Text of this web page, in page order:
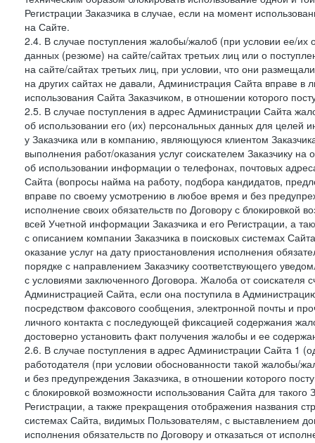
Регистрации Заказчика в случае, если на момент
на Сайте.
2.4. В случае поступления жалобы/жалоб (при условии ее/их
данных (резюме) на сайте/сайтах третьих лиц или о
на сайте/сайтах третьих лиц, при условии, что они
на других сайтах не давали, Администрация Сайта вправе в
использования Сайта Заказчиком, в отношении которого
2.5. В случае поступления в адрес Администрации Сайта
об использовании его (их) персональных данных для целей
у Заказчика или в компанию, являющуюся клиентом
выполнения работ/оказания услуг соискателем Заказчику
об использовании информации о телефонах, почтовых
Сайта (вопросы найма на работу, подбора кандидатов,
вправе по своему усмотрению в любое время и без
исполнение своих обязательств по Договору с блокировкой
всей Учетной информации Заказчика и его Регистрации, а
с описанием компании Заказчика в поисковых системах
оказание услуг на дату приостановления исполнения
порядке с направлением Заказчику соответствующего
с условиями заключенного Договора. Жалоба от
Администрацией Сайта, если она поступила в
посредством факсового сообщения, электронной почты и
личного контакта с последующей фиксацией содержания
достоверно установить факт получения жалобы и ее
2.6. В случае поступления в адрес Администрации Сайта 1
работодателя (при условии обоснованности такой
и без предупреждения Заказчика, в отношении которого
с блокировкой возможности использования Сайта для
Регистрации, а также прекращения отображения названия
системах Сайта, видимых Пользователям, с выставлением
исполнения обязательств по Договору и отказаться от